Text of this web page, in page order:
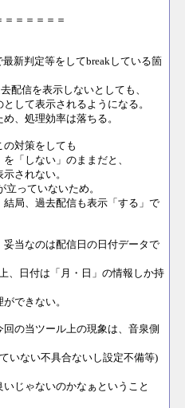
＝＝＝＝＝＝
最新判定等をしてbreakしている箇
配信を表示しないとしても、
して表示されるようになる。
、処理効率は落ちる。
対策をしても
「しない」のままだと、
されない。
っていないため。
局、過去配信も表示「する」で
妥当なのは配信日の日付データで
、日付は「月・日」の情報しか持
できない。
の当ツール上の現象は、音泉側
いない不具合ないし設定不備等)
じゃないのかなぁということ